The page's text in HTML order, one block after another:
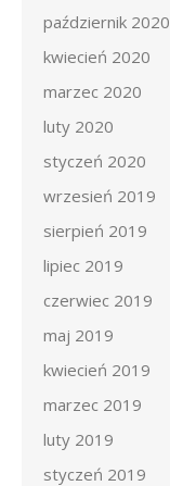
październik 2020
kwiecień 2020
marzec 2020
luty 2020
styczeń 2020
wrzesień 2019
sierpień 2019
lipiec 2019
czerwiec 2019
maj 2019
kwiecień 2019
marzec 2019
luty 2019
styczeń 2019